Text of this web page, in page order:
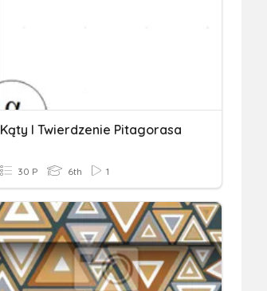
Kąty I Twierdzenie Pitagorasa
30 P 6th 1